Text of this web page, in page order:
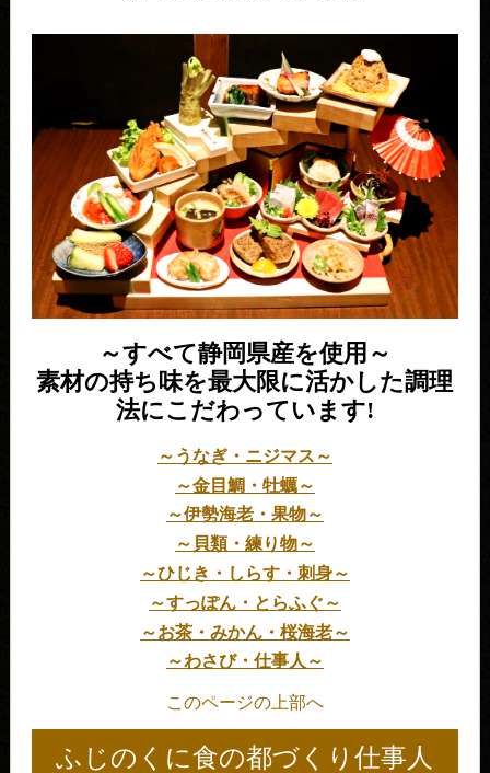
～すべて静岡県産を使用～
素材の持ち味を最大限に活かした調理
法にこだわっています!
～うなぎ・ニジマス～
～金目鯛・牡蠣～
～伊勢海老・果物～
～貝類・練り物～
～ひじき・しらす・刺身～
～すっぽん・とらふぐ～
～お茶・みかん・桜海老～
～わさび・仕事人～
このページの上部へ
ふじのくに食の都づくり仕事人